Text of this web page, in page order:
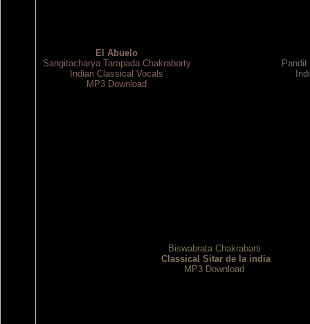
El Abuelo
Sangitacharya Tarapada Chakraborty
Indian Classical Vocals
MP3 Download
Biswabrata Chakrabarti
Classical Sitar de la india
MP3 Download